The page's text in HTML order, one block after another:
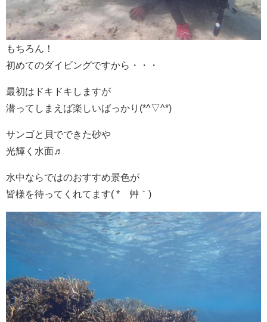
もちろん！
初めてのダイビングですから・・・
最初はドキドキしますが
潜ってしまえば楽しいばっかり(*^▽^*)
サンゴと貝でできた砂や
光輝く水面♬
水中ならではのおすすめ景色が
皆様を待ってくれてます( *´艸｀)